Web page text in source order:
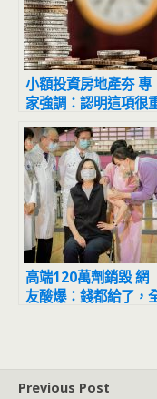
小額投資房地產夯 專
家強調：認明這項很
要
高端120萬劑銷毀 網
友酸爆：錢都給了，
Previous Post